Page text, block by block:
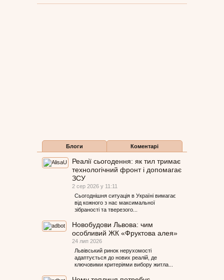
Блоги Коментарі
Реалії сьогодення: як тил тримає
технологічний фронт і допомагає
ЗСУ
2 сер 2026 у 11:11
Сьогоднішня ситуація в Україні вимагає
від кожного з нас максимальної
зібраності та тверезого...
Новобудови Львова: чим
особливий ЖК «Фруктова алея»
24 лип 2026
Львівський ринок нерухомості
адаптується до нових реалій, де
ключовими критеріями вибору житла...